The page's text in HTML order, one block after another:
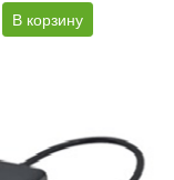
В корзину